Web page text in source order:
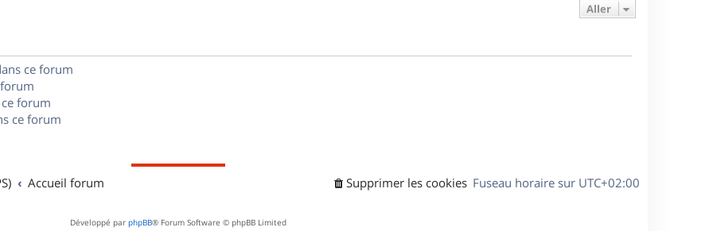
e
Aller
ce forum
forum
ce forum
Accueil forum Fuseau horaire sur UTC+02:00
Supprimer les cookies
Développé par phpBB® Forum Software © phpBB Limited